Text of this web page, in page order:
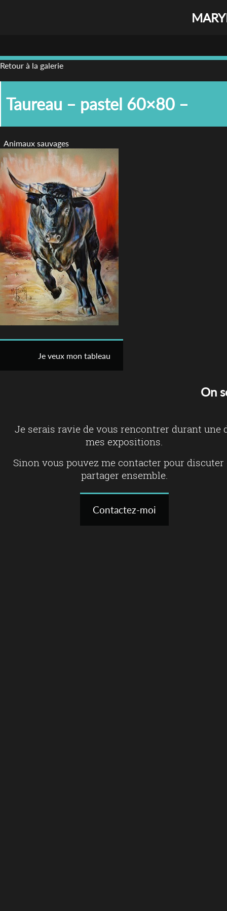
Retour à la galerie
Taureau – pastel 60×80 –
Animaux sauvages
Je veux mon tableau
On
Je serais ravie de vous rencontrer durant une
mes expositions.
Sinon vous pouvez me contacter pour discuter
partager ensemble.
Contactez-moi